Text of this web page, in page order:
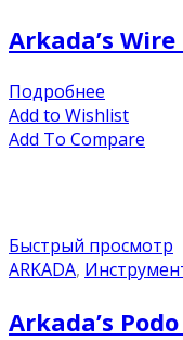
Arkada’s
Подробнее
Add to Wishlist
Add To Compare
Быстрый просмотр
ARKADA,
Arkada’s